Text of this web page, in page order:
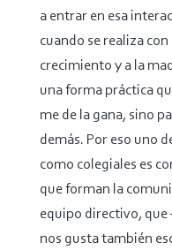
a entrar en esa
cuando se realiza
crecimiento y a la
una forma práctica
me de la gana, sino
demás. Por eso uno
como colegiales es
que forman la
equipo directivo, que
nos gusta también